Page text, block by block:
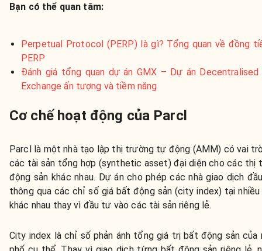
Bạn có thể quan tâm:
Perpetual Protocol (PERP) là gì? Tổng quan về đồng
PERP
Đánh giá tổng quan dự án GMX – Dự án Decentralised
Exchange ấn tượng và tiềm năng
Cơ chế hoạt động của Parcl
Parcl là một nhà tạo lập thị trường tự động (AMM) có vai
các tài sản tổng hợp (synthetic asset) đại diện cho các thị
động sản khác nhau. Dự án cho phép các nhà giao dịch
thông qua các chỉ số giá bất động sản (city index) tại nhiều
khác nhau thay vì đầu tư vào các tài sản riêng lẻ.
City index là chỉ số phản ánh tổng giá trị bất động sản của